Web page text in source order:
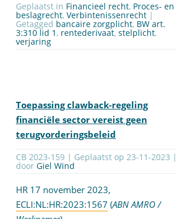
Geplaatst in Financieel recht, Proces- en
beslagrecht, Verbintenissenrecht
Getagged bancaire zorgplicht, BW art.
3:310 lid 1 , rentederivaat, stelplicht,
verjaring
Toepassing clawback-regeling
financiële sector vereist geen
terugvorderingsbeleid
CB 2023-159 | Geplaatst op 23-11-2023 |
door Giel Wind
HR 17 november 2023,
ECLI:NL:HR:2023:1567 (ABN AMRO /